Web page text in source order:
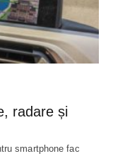
radare și
smartphone fac